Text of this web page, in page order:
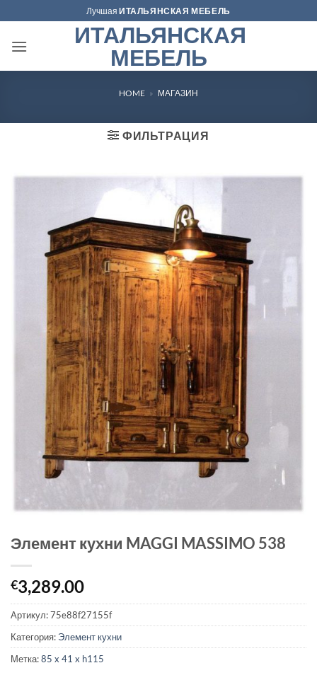
to
content
ЛучшаяИТАЛЬЯНСКАЯ МЕБЕЛЬ
ИТАЛЬЯНСКАЯ
МЕБЕЛЬ
HOME » МАГАЗИН
ФИЛЬТРАЦИЯ
Элемент кухни MAGGI MASSIMO 538
€3,289.00
Артикул:75e88f27155f
Категория: Элемент кухни
Метка:85 x 41 x h115